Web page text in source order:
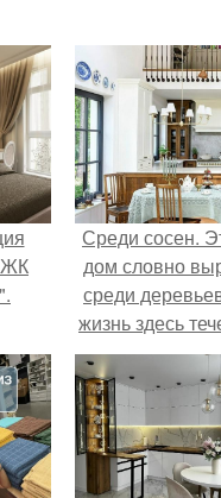
ЖК
Среди сосен.
дом словно
среди
жизнь здесь
собственном
- спокойно,
спешки и
шума.